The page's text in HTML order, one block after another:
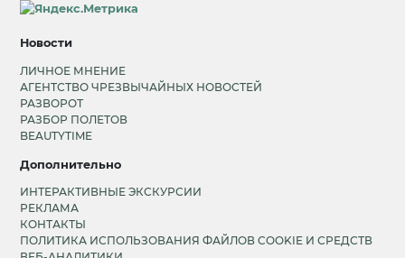
Новости
ЛИЧНОЕ МНЕНИЕ
АГЕНТСТВО ЧРЕЗВЫЧАЙНЫХ НОВОСТЕЙ
РАЗВОРОТ
РАЗБОР ПОЛЕТОВ
BEAUTYTIME
Дополнительно
ИНТЕРАКТИВНЫЕ ЭКСКУРСИИ
РЕКЛАМА
КОНТАКТЫ
ПОЛИТИКА ИСПОЛЬЗОВАНИЯ ФАЙЛОВ COOKIE И СРЕДСТВ